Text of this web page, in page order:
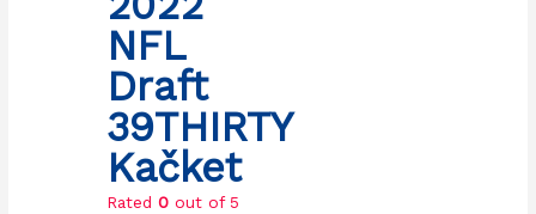
NFL
Draft
39THIRTY
Kačket
Rated0 out of 5